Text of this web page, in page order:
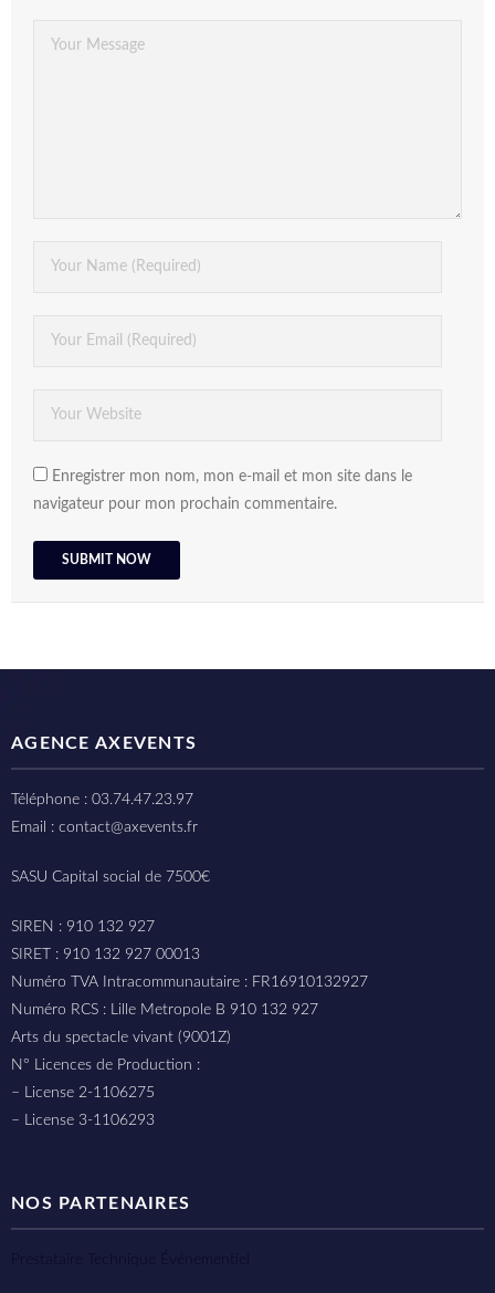
Enregistrer mon nom, mon e-mail et mon site dans le
navigateur pour mon prochain commentaire.
AGENCE AXEVENTS
Téléphone : 03.74.47.23.97
Email : contact@axevents.fr
SASU Capital social de 7500€
SIREN : 910 132 927
SIRET : 910 132 927 00013
Numéro TVA Intracommunautaire : FR16910132927
Numéro RCS : Lille Metropole B 910 132 927
Arts du spectacle vivant (9001Z)
N° Licences de Production :
– License 2-1106275
– License 3-1106293
NOS PARTENAIRES